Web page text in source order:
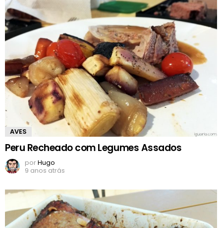
AVES
Peru Recheado com Legumes Assados
porHugo
9 anos atrás